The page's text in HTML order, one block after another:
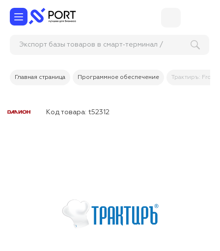
Экспорт базы товаров в смарт-терминал /
Главная страница Программное обеспечение Трактиръ:
Код товара: t52312